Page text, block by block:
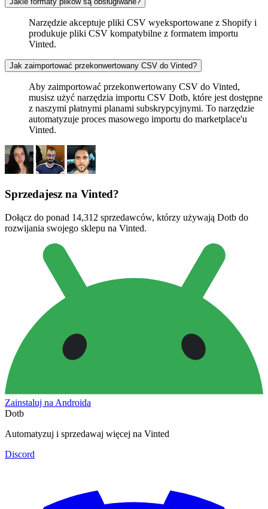
Narzędzie akceptuje pliki CSV wyeksportowane z Shopify i
produkuje pliki CSV kompatybilne z formatem importu
Vinted.
Jak zaimportować przekonwertowany CSV do Vinted?
Aby zaimportować przekonwertowany CSV do Vinted,
musisz użyć narzędzia importu CSV Dotb, które jest dostępne
z naszymi płatnymi planami subskrypcyjnymi. To narzędzie
automatyzuje proces masowego importu do marketplace'u
Vinted.
Sprzedajesz na Vinted?
Dołącz do ponad 14,312 sprzedawców, którzy używają Dotb do
rozwijania swojego sklepu na Vinted.
Zainstaluj na Androida
Dotb
Automatyzuj i sprzedawaj więcej na Vinted
Discord